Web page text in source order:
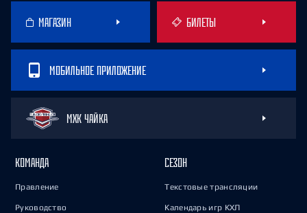
МАГАЗИН БИЛЕТЫ
МОБИЛЬНОЕ ПРИЛОЖЕНИЕ
МХК ЧАЙКА
КОМАНДА
Правление
Руководство
СЕЗОН
Текстовые трансляции
Календарь игр КХЛ